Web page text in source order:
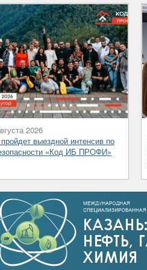
2026
выездной интенсив по
«Код ИБ ПРОФИ»